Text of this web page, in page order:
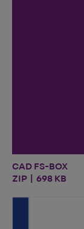
CAD FS-BOX
ZIP | 698 KB